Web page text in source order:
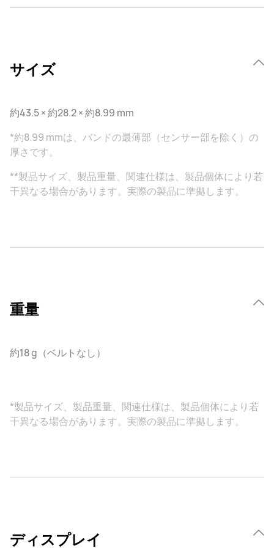
サイズ
約43.5 × 約28.2 × 約8.99 mm
*約8.99 mmは、バンドの最薄部（センサー部を除く）の
厚さです。
**製品サイズ、製品重量、関連仕様は、製品個体により若
干異なる場合があります。実際の製品に準拠します。
重量
約18 g（ベルトなし）
*製品サイズ、製品重量、関連仕様は、製品個体により若
干異なる場合があります。実際の製品に準拠します。
ディスプレイ